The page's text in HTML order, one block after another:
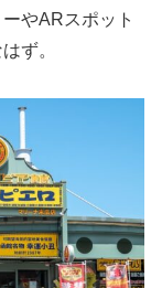
やARスポット
ず。